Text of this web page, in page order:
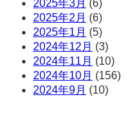
2025年3月 (6)
2025年2月 (6)
2025年1月 (5)
2024年12月 (3)
2024年11月 (10)
2024年10月 (156)
2024年9月 (10)